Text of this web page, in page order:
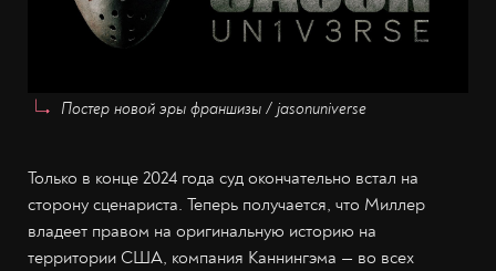
Постер новой эры франшизы / jasonuniverse
Только в конце 2024 года суд окончательно встал на
сторону сценариста. Теперь получается, что Миллер
владеет правом на оригинальную историю на
территории США, компания Каннингэма — во всех